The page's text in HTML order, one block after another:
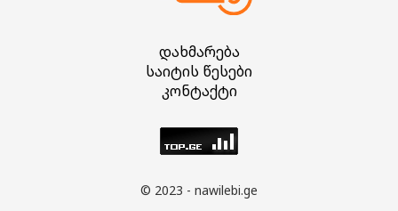
დახმარება
საიტის წესები
კონტაქტი
© 2023 - nawilebi.ge